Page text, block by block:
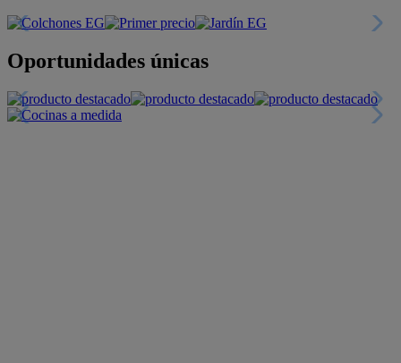
Oportunidades únicas